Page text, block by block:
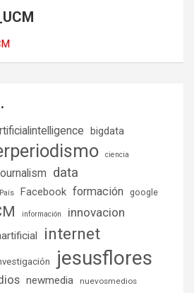
bigdata
ciencia
data
Facebook formación google
información innovacion
internet
jesusflores
newmedia nuevosmedios